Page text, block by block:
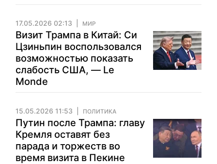
17.05.2026 02:13 МИР
Визит Трампа в Китай: Си
Цзиньпин воспользовался
возможностью показать
слабость США, — Le
Monde
15.05.2026 11:53 ПОЛИТИКА
Путин после Трампа: главу
Кремля оставят без
парада и торжеств во
время визита в Пекине